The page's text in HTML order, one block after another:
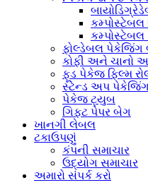
કમ્પોસ્ટેબલ
ફોલ્ડેબલ પેકેજિંગ
કોફી અને ચાનો
ફૂડ પેકેજ ફિલ્મ
સ્ટેન્ડ અપ
પેકેજ ટ્યુબ
ગિફ્ટ પેપર બેગ
ખાનગી લેબલ
ટકાઉપણું
કંપની સમાચાર
ઉદ્યોગ સમાચાર
અમારો સંપર્ક કરો